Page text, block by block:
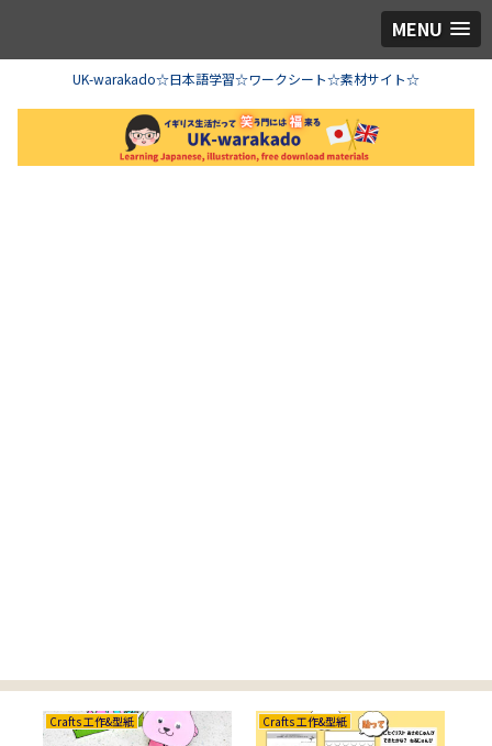
MENU
UK-warakado☆日本語学習☆ワークシート☆素材サイト☆
Crafts 工作&型紙 Crafts 工作&型紙